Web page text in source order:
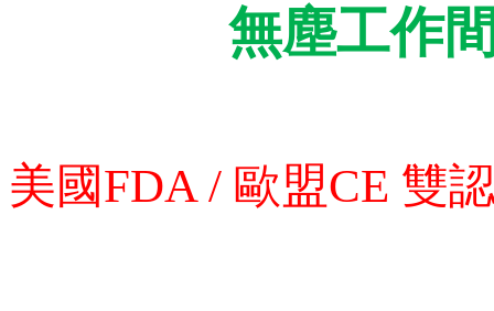
無塵工作
美國FDA / 歐盟CE 雙